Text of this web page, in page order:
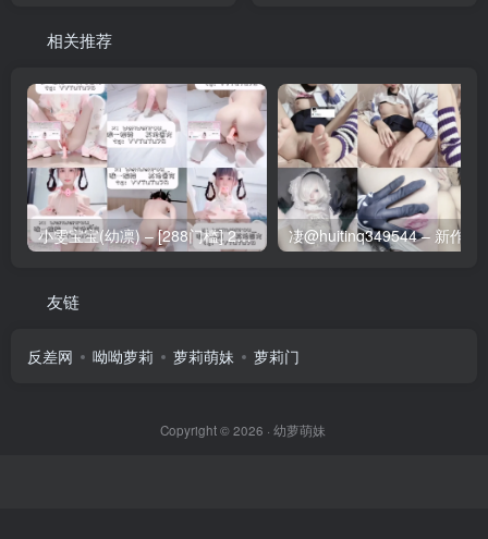
相关推荐
小雯宝宝(幼凛) – [288门槛] 25分钟 Cos双马尾麻花辫lo裙自慰[98P1V-1.56G]
友链
反差网 呦呦萝莉 萝莉萌妹 萝莉门
Copyright © 2026 · 幼萝萌妹